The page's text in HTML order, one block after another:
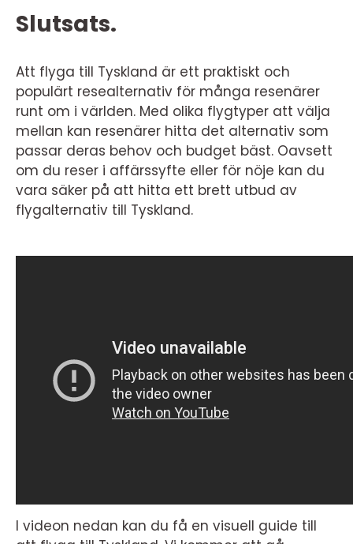
Slutsats.
Att flyga till Tyskland är ett praktiskt och
populärt resealternativ för många resenärer
runt om i världen. Med olika flygtyper att välja
mellan kan resenärer hitta det alternativ som
passar deras behov och budget bäst. Oavsett
om du reser i affärssyfte eller för nöje kan du
vara säker på att hitta ett brett utbud av
flygalternativ till Tyskland.
I videon nedan kan du få en visuell guide till